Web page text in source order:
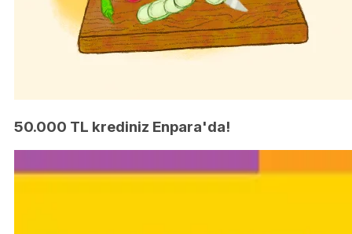
50.000 TL krediniz Enpara'da!